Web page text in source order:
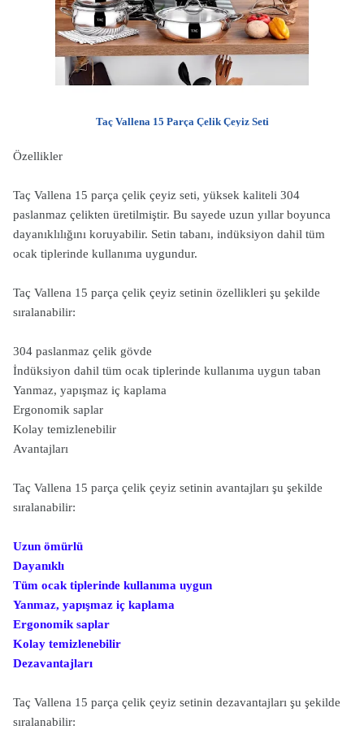
Taç Vallena 15 Parça Çelik Çeyiz Seti
Özellikler
Taç Vallena 15 parça çelik çeyiz seti, yüksek kaliteli 304
paslanmaz çelikten üretilmiştir. Bu sayede uzun yıllar boyunca
dayanıklılığını koruyabilir. Setin tabanı, indüksiyon dahil tüm
ocak tiplerinde kullanıma uygundur.
Taç Vallena 15 parça çelik çeyiz setinin özellikleri şu şekilde
sıralanabilir:
304 paslanmaz çelik gövde
İndüksiyon dahil tüm ocak tiplerinde kullanıma uygun taban
Yanmaz, yapışmaz iç kaplama
Ergonomik saplar
Kolay temizlenebilir
Avantajları
Taç Vallena 15 parça çelik çeyiz setinin avantajları şu şekilde
sıralanabilir:
Uzun ömürlü
Dayanıklı
Tüm ocak tiplerinde kullanıma uygun
Yanmaz, yapışmaz iç kaplama
Ergonomik saplar
Kolay temizlenebilir
Dezavantajları
Taç Vallena 15 parça çelik çeyiz setinin dezavantajları şu şekilde
sıralanabilir: